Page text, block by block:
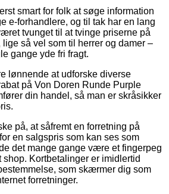
smart for folk at søge information
e-forhandlere, og til tak har en lang
tvunget til at tvinge priserne på
så vel som til herrer og damer –
gange yde fri fragt.
lønnende at udforske diverse
på Von Doren Runde Purple
din handel, så man er skråsikker
på, at såfremt en forretning på
en salgspris som kan ses som
det mange gange være et fingerpeg
Kortbetalinger er imidlertid
som skærmer dig som
forretninger.